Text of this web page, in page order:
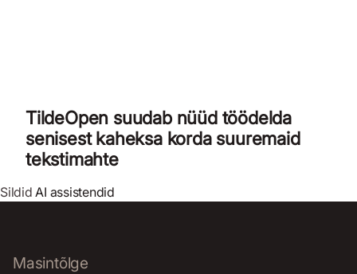
TildeOpen suudab nüüd töödelda
senisest kaheksa korda suuremaid
tekstimahte
SildidAI assistendid
Masintõlge